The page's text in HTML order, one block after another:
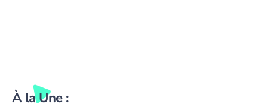
À la Une :